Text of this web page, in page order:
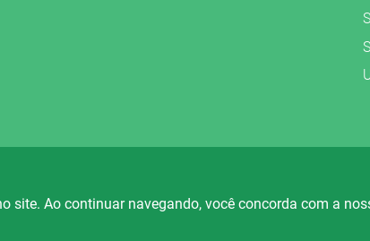
Rádio Ametista Rádio Palmeira FM
site. Ao continuar navegando, você concorda com a